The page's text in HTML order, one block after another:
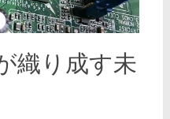
織り成す未